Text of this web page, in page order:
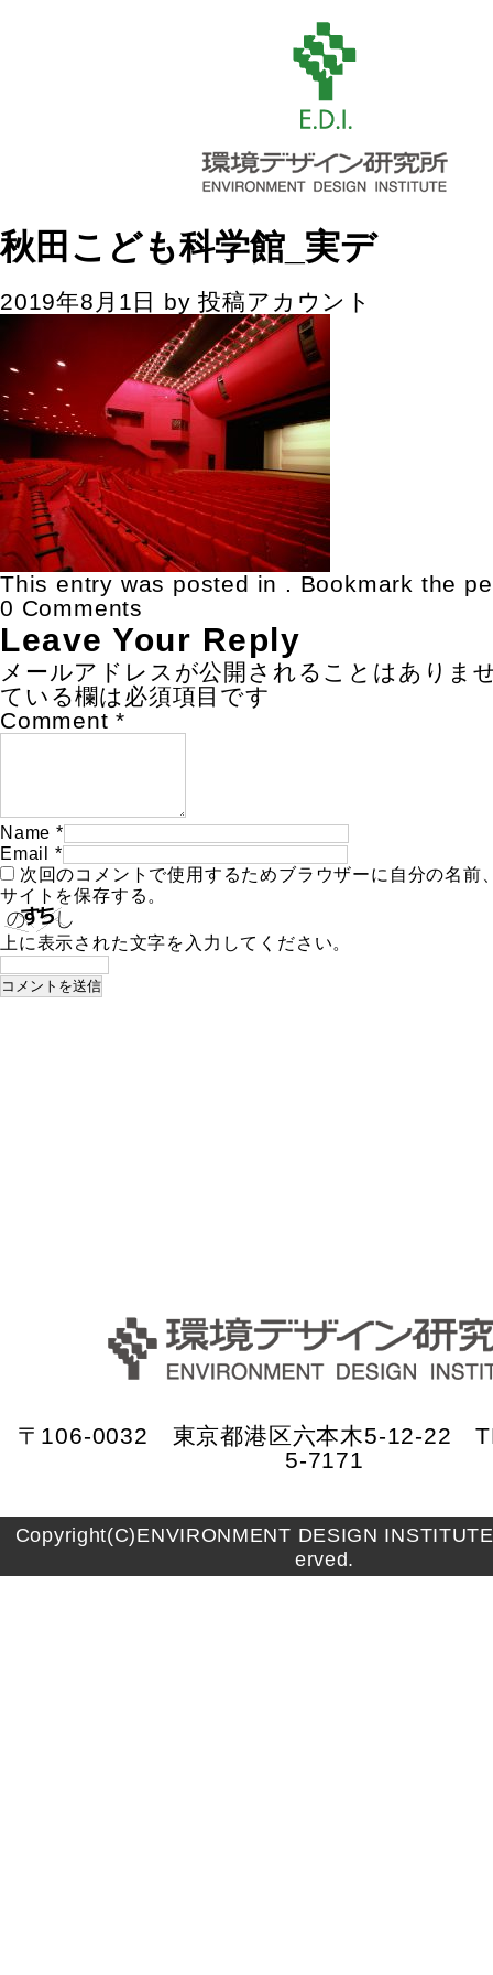
秋田こども科学館_実デ
2019年8月1日 by投稿アカウント
This entry was posted in . Bookmark the
0 Comments
Leave Your Reply
メールアドレスが公開されることはありま
ている欄は必須項目です
Comment *
Name *
Email
*
次回のコメントで使用するためブラウザーに自分の名前
サイトを保存する。
上に表示された文字を入力してください。
〒106-0032 東京都港区六本木5-12-22
5-7171
Copyright(C)ENVIRONMENT DESIGN
erved.